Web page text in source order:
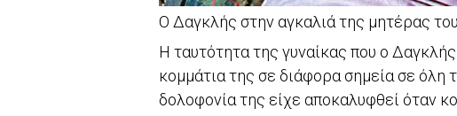
Ο Δαγκλής στην αγκαλιά της μητέρας του
Η ταυτότητα της γυναίκας που ο
κομμάτια της σε διάφορα σημεία σε όλη
δολοφονία της είχε αποκαλυφθεί όταν